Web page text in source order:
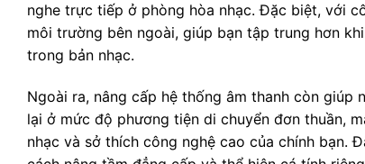
nghe trực tiếp ở phòng hòa nhạc. Đặc biệt, với
môi trường bên ngoài, giúp bạn tập trung hơn
trong bản nhạc.
Ngoài ra, nâng cấp hệ thống âm thanh còn giúp
lại ở mức độ phương tiện di chuyển đơn thuần,
nhạc và sở thích công nghệ cao của chính bạn.